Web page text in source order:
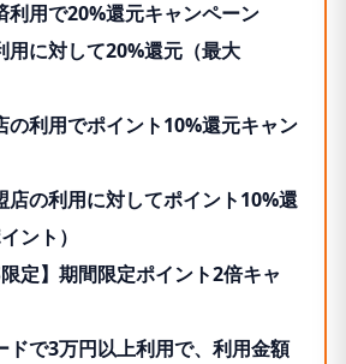
利用で20%還元キャンペーン
用に対して20%還元（最大
の利用でポイント10%還元キャン
店の利用に対してポイント10%還
ント）
限定】期間限定ポイント2倍キャ
ドで3万円以上利用で、利用金額